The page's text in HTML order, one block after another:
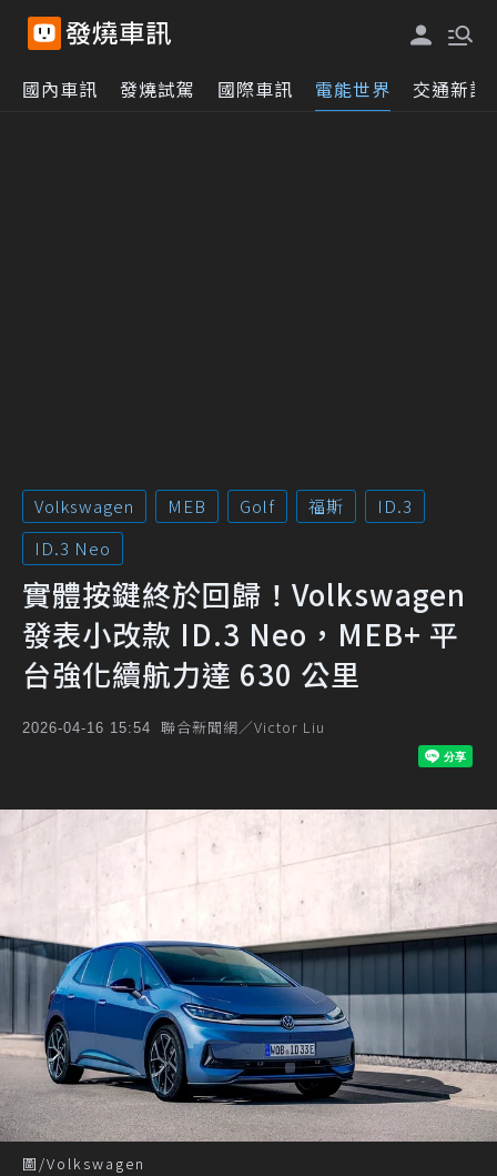
國內車訊 發燒試駕 國際車訊 電能世界 交通新訊
Volkswagen MEB Golf 福斯
ID.3
ID.3 Neo
實體按鍵終於回歸！Volkswagen
發表小改款 ID.3 Neo，MEB+ 平
台強化續航力達 630 公里
2026-04-16 15:54 聯合新聞網／Victor Liu
圖/Volkswagen